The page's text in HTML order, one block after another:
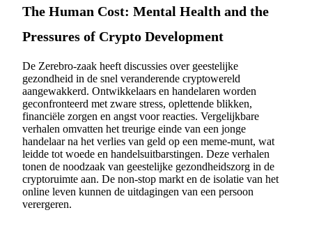
Handelsstrategieën
Leer hoe u winstgevend kunt blijven
Verdienen
The Human Cost: Mental Health and the
Pressures of Crypto Development
De Zerebro-zaak heeft discussies over geestelijke
gezondheid in de snel veranderende cryptowereld
aangewakkerd. Ontwikkelaars en handelaren worden
geconfronteerd met zware stress, oplettende blikken,
financiële zorgen en angst voor reacties. Vergelijkbare
verhalen omvatten het treurige einde van een jonge
handelaar na het verlies van geld op een meme-munt, wat
leidde tot woede en handelsuitbarstingen. Deze verhalen
tonen de noodzaak van geestelijke gezondheidszorg in de
cryptoruimte aan. De non-stop markt en de isolatie van het
online leven kunnen de uitdagingen van een persoon
verergeren.